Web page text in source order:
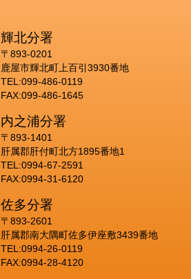
輝北分署
〒893-0201
鹿屋市輝北町上百引3930番地
TEL:099-486-0119
FAX:099-486-1645
内之浦分署
〒893-1401
肝属郡肝付町北方1895番地1
TEL:0994-67-2591
FAX:0994-31-6120
佐多分署
〒893-2601
肝属郡南大隅町佐多伊座敷3439番地
TEL:0994-26-0119
FAX:0994-28-4120